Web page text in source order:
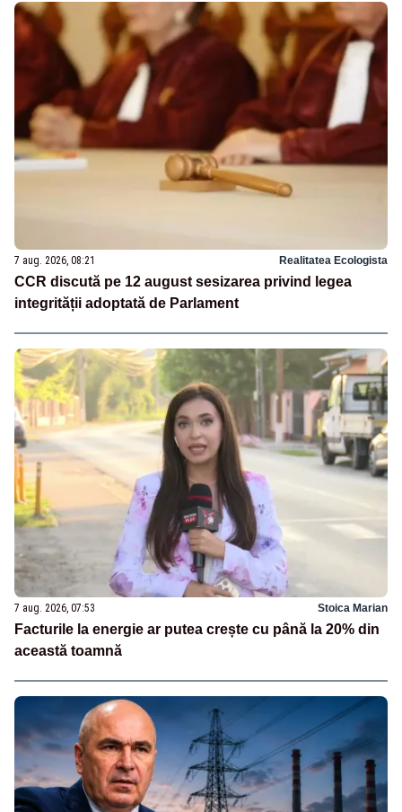
7 aug. 2026, 08:21 Realitatea Ecologista
CCR discută pe 12 august sesizarea privind legea
integrității adoptată de Parlament
7 aug. 2026, 07:53 Stoica Marian
Facturile la energie ar putea crește cu până la 20% din
această toamnă